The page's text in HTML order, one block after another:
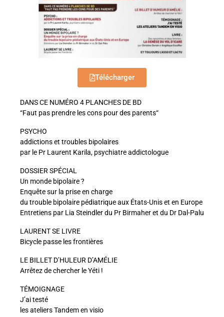
Télécharger
DANS CE NUMÉRO 4 PLANCHES DE BD
“Faut pas prendre les cons pour des parents“
PSYCHO
addictions et troubles bipolaires
par le Pr Laurent Karila, psychiatre addictologue
DOSSIER SPÉCIAL
Un monde bipolaire ?
Enquête sur la prise en charge
du trouble bipolaire pédiatrique aux États-Unis et en Europe
Entretiens par Lia Steindler du Pr Birmaher et du Dr Dal-Palu
LAURENT SE LIVRE
Bicycle passe les frontières
LE BILLET D’HULEUR D’AMÉLIE
Arrêtez de chercher le Yéti !
TÉMOIGNAGE
J’ai testé
les ateliers Tandem en visio